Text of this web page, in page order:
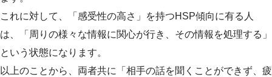
これに対して、「感受性の高さ」を持つHSP傾向に有る人
は、「周りの様々な情報に関心が行き、その情報を処理する」
という状態になります。
以上のことから、両者共に「相手の話を聞くことができず、疲